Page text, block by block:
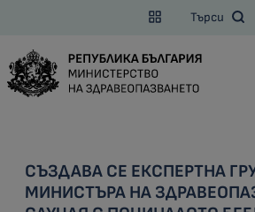
Търси
СЪЗДАВА СЕ ЕКСПЕРТНА
МИНИСТЪРА НА